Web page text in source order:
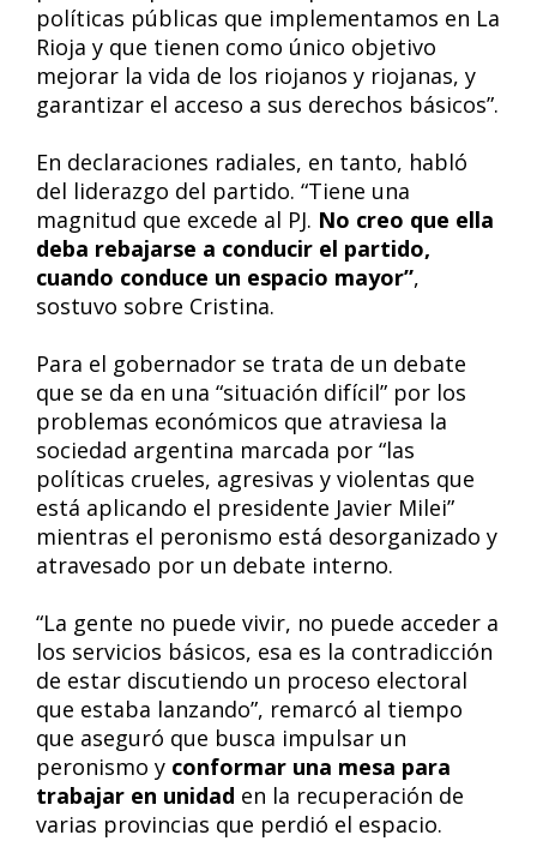
políticas públicas que implementamos en La
Rioja y que tienen como único objetivo
mejorar la vida de los riojanos y riojanas, y
garantizar el acceso a sus derechos básicos”.
En declaraciones radiales, en tanto, habló
del liderazgo del partido. “Tiene una
magnitud que excede al PJ. No creo que ella
deba rebajarse a conducir el partido,
cuando conduce un espacio mayor”,
sostuvo sobre Cristina.
Para el gobernador se trata de un debate
que se da en una “situación difícil” por los
problemas económicos que atraviesa la
sociedad argentina marcada por “las
políticas crueles, agresivas y violentas que
está aplicando el presidente Javier Milei”
mientras el peronismo está desorganizado y
atravesado por un debate interno.
“La gente no puede vivir, no puede acceder a
los servicios básicos, esa es la contradicción
de estar discutiendo un proceso electoral
que estaba lanzando”, remarcó al tiempo
que aseguró que busca impulsar un
peronismo y conformar una mesa para
trabajar en unidad en la recuperación de
varias provincias que perdió el espacio.